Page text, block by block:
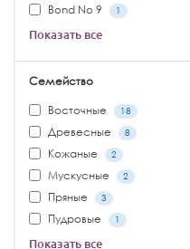
Bond No 9 1
Показать все
Семейство
Восточные
18
Древесные 8
Кожаные 2
Мускусные 2
Пряные 3
Пудровые 1
Показать все